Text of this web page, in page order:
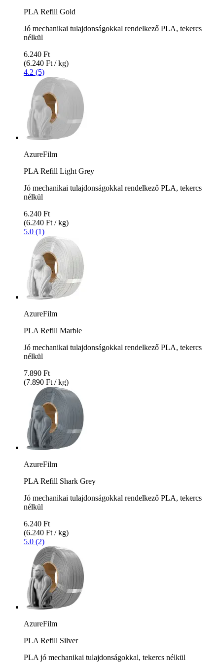
PLA Refill Gold
Jó mechanikai tulajdonságokkal rendelkező PLA, tekercs
nélkül
6.240 Ft
(6.240 Ft / kg)
4.2 (5)
AzureFilm
PLA Refill Light Grey
Jó mechanikai tulajdonságokkal rendelkező PLA, tekercs
nélkül
6.240 Ft
(6.240 Ft / kg)
5.0 (1)
AzureFilm
PLA Refill Marble
Jó mechanikai tulajdonságokkal rendelkező PLA, tekercs
nélkül
7.890 Ft
(7.890 Ft / kg)
AzureFilm
PLA Refill Shark Grey
Jó mechanikai tulajdonságokkal rendelkező PLA, tekercs
nélkül
6.240 Ft
(6.240 Ft / kg)
5.0 (2)
AzureFilm
PLA Refill Silver
PLA jó mechanikai tulajdonságokkal, tekercs nélkül